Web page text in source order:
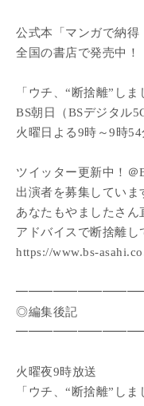
公式本「マンガで納
全国の書店で発売中！
「ウチ、“断捨離”しま
BS朝日（BSデジタル
火曜日よる9時～9時54
ツイッター更新中！＠
出演者を募集していま
あなたもやましたさん
アドバイスで断捨離し
https://www.bs-
◎編集後記
火曜夜9時放送
「ウチ、“断捨離”しま